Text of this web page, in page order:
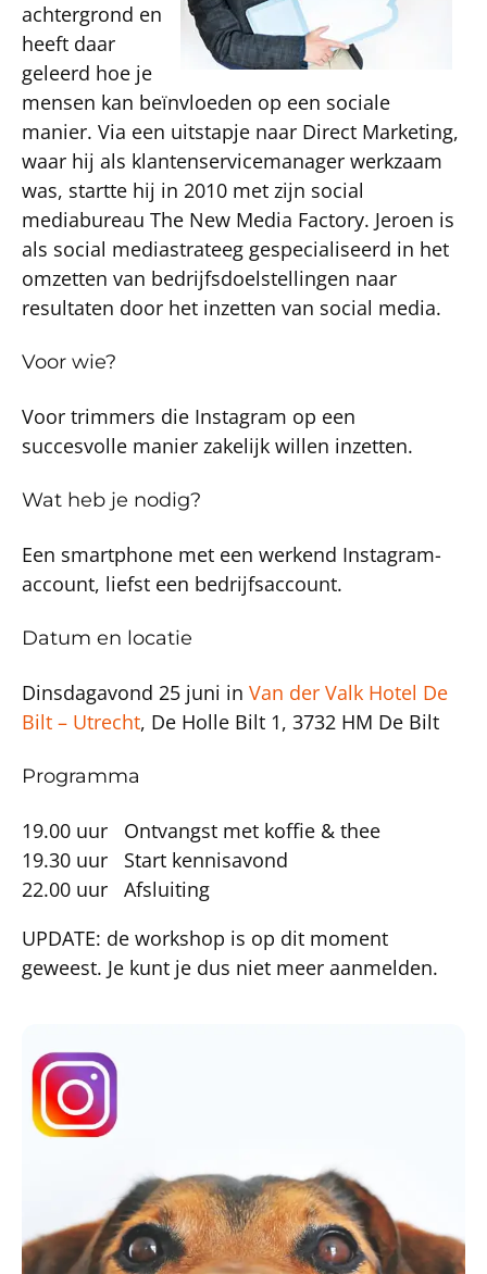
achtergrond en
heeft daar
geleerd hoe je
mensen kan beïnvloeden op een sociale
manier. Via een uitstapje naar Direct Marketing,
waar hij als klantenservicemanager werkzaam
was, startte hij in 2010 met zijn social
mediabureau The New Media Factory. Jeroen is
als social mediastrateeg gespecialiseerd in het
omzetten van bedrijfsdoelstellingen naar
resultaten door het inzetten van social media.
Voor wie?
Voor trimmers die Instagram op een
succesvolle manier zakelijk willen inzetten.
Wat heb je nodig?
Een smartphone met een werkend Instagram-
account, liefst een bedrijfsaccount.
Datum en locatie
Dinsdagavond 25 juni in Van der Valk Hotel De
Bilt – Utrecht, De Holle Bilt 1, 3732 HM De Bilt
Programma
19.00 uur Ontvangst met koffie & thee
19.30 uur Start kennisavond
22.00 uur Afsluiting
UPDATE: de workshop is op dit moment
geweest. Je kunt je dus niet meer aanmelden.